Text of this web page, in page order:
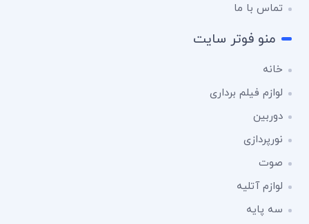
تماس با ما
منو فوتر سایت
خانه
لوازم فیلم برداری
دوربین
نورپردازی
صوت
لوازم آتلیه
سه پایه